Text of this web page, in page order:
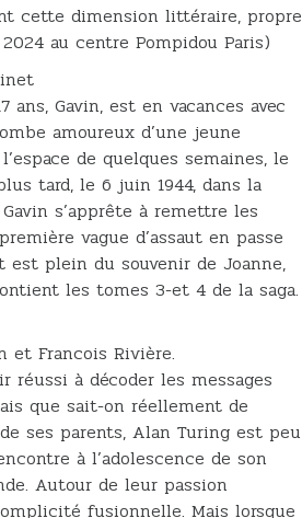
cette dimension littéraire, propre
au centre Pompidou Paris)
Gavin, est en vacances avec
amoureux d’une jeune
de quelques semaines, le
tard, le 6 juin 1944, dans la
s’apprête à remettre les
vague d’assaut en passe
est plein du souvenir de Joanne,
les tomes 3-et 4 de la saga.
et Francois Rivière.
à décoder les messages
que sait-on réellement de
ses parents, Alan Turing est peu
à l’adolescence de son
Autour de leur passion
fusionnelle. Mais lorsque